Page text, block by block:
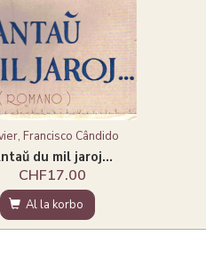
Francisco Cândido
du mil jaroj...
CHF17.00
Al la korbo